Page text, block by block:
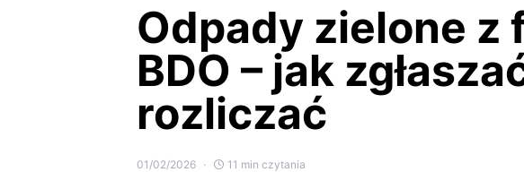
Odpady zielone z
BDO – jak
rozliczać
01/02/2026 11 min czytania